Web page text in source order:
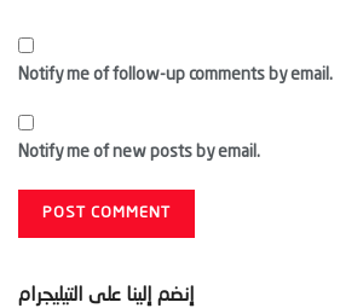
Notify me of follow-up comments by email.
Notify me of new posts by email.
إنضم إلينا على التيليجرام